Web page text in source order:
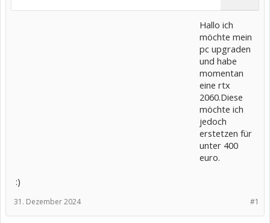
Hallo ich
möchte mein
pc upgraden
und habe
momentan
eine rtx
2060.Diese
möchte ich
jedoch
erstetzen für
unter 400
euro.
:)
#1
31. Dezember 2024